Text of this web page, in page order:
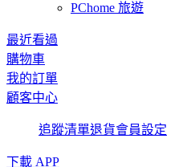
PChome 旅遊
最近看過
購物車
我的訂單
顧客中心
追蹤清單退貨會員設定
下載 APP